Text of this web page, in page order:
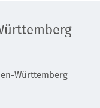
Württemberg